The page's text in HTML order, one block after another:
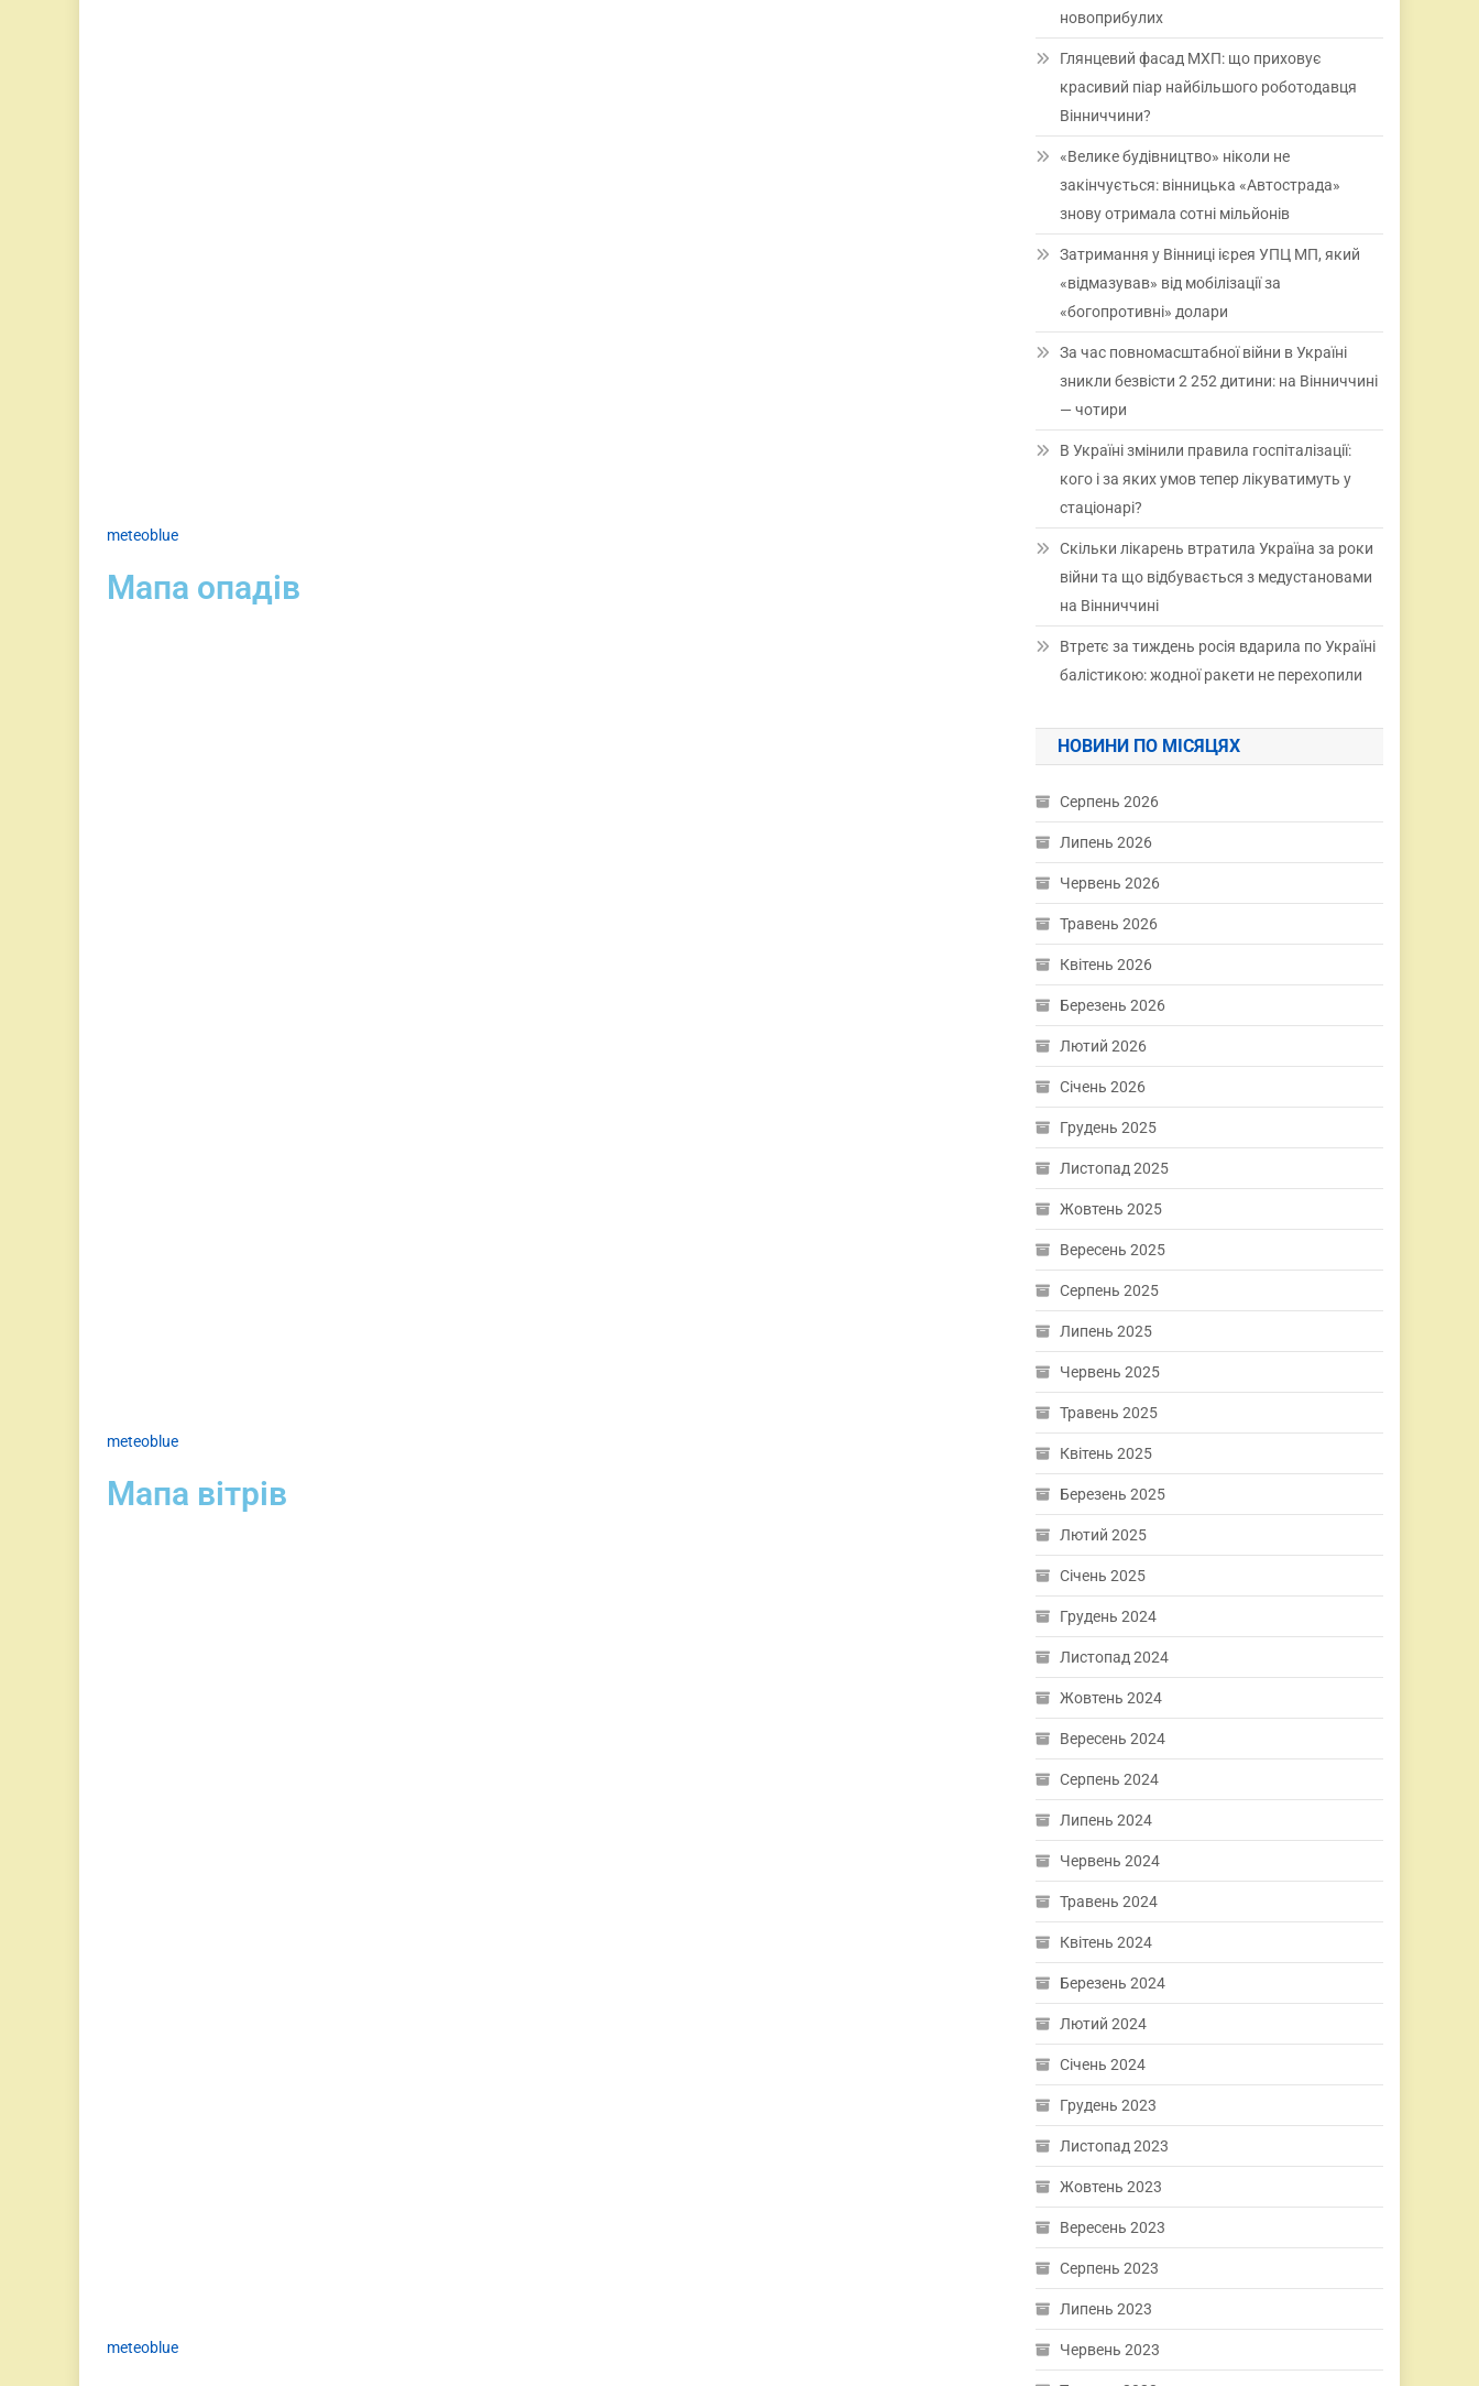
meteoblue
Мапа опадів
meteoblue
Мапа вітрів
meteoblue
новоприбулих
Глянцевий фасад МХП: що приховує
красивий піар найбільшого роботодавця
Вінниччини?
«Велике будівництво» ніколи не
закінчується: вінницька «Автострада»
знову отримала сотні мільйонів
Затримання у Вінниці ієрея УПЦ МП, який
«відмазував» від мобілізації за
«богопротивні» долари
За час повномасштабної війни в Україні
зникли безвісти 2 252 дитини: на Вінниччині
— чотири
В Україні змінили правила госпіталізації:
кого і за яких умов тепер лікуватимуть у
стаціонарі?
Скільки лікарень втратила Україна за роки
війни та що відбувається з медустановами
на Вінниччині
Втретє за тиждень росія вдарила по Україні
балістикою: жодної ракети не перехопили
НОВИНИ ПО МІСЯЦЯХ
Серпень 2026
Липень 2026
Червень 2026
Травень 2026
Квітень 2026
Березень 2026
Лютий 2026
Січень 2026
Грудень 2025
Листопад 2025
Жовтень 2025
Вересень 2025
Серпень 2025
Липень 2025
Червень 2025
Травень 2025
Квітень 2025
Березень 2025
Лютий 2025
Січень 2025
Грудень 2024
Листопад 2024
Жовтень 2024
Вересень 2024
Серпень 2024
Липень 2024
Червень 2024
Травень 2024
Квітень 2024
Березень 2024
Лютий 2024
Січень 2024
Грудень 2023
Листопад 2023
Жовтень 2023
Вересень 2023
Серпень 2023
Липень 2023
Червень 2023